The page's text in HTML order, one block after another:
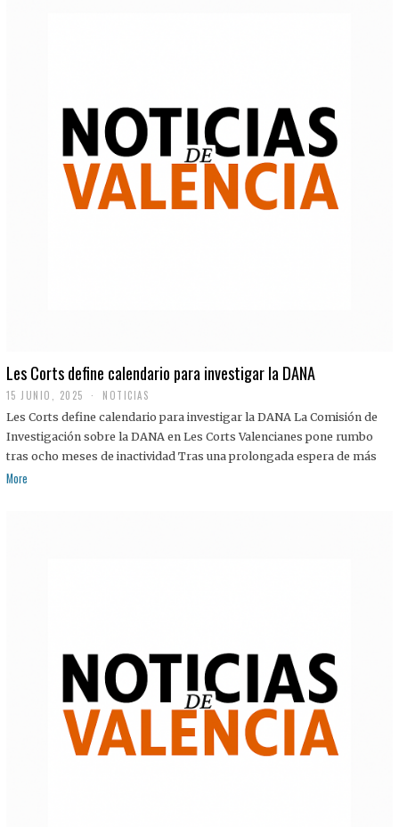
Les Corts define calendario para investigar la DANA
15 JUNIO, 2025 NOTICIAS
Les Corts define calendario para investigar la DANA La Comisión de
Investigación sobre la DANA en Les Corts Valencianes pone rumbo
tras ocho meses de inactividad Tras una prolongada espera de más
More